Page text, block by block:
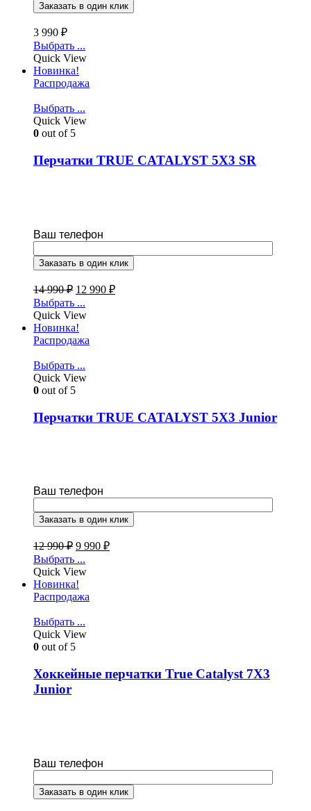
3 990 ₽
Выбрать ...
Quick View
Новинка!
Распродажа
Выбрать ...
Quick View
0 out of 5
Перчатки TRUE CATALYST 5X3 SR
Ваш телефон
14 990₽ 12 990 ₽
Выбрать ...
Quick View
Новинка!
Распродажа
Выбрать ...
Quick View
0 out of 5
Перчатки TRUE CATALYST 5X3 Junior
Ваш телефон
12 990₽ 9 990 ₽
Выбрать ...
Quick View
Новинка!
Распродажа
Выбрать ...
Quick View
0 out of 5
Хоккейные перчатки True Catalyst 7X3
Junior
Ваш телефон